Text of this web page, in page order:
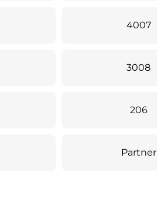
4007
3008
206
Partner